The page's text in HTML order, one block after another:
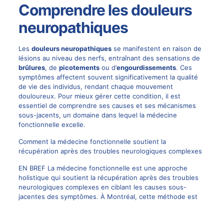
Comprendre les douleurs
neuropathiques
Les douleurs neuropathiquesse manifestent en raison de
lésions au niveau des nerfs, entraînant des sensations de
brûlures, de picotementsou d’engourdissements. Ces
symptômes affectent souvent significativement la qualité
de vie des individus, rendant chaque mouvement
douloureux. Pour mieux gérer cette condition, il est
essentiel de comprendre ses causes et ses mécanismes
sous-jacents, un domaine dans lequel la médecine
fonctionnelle excelle.
Comment la médecine fonctionnelle soutient la
récupération après des troubles neurologiques complexes
EN BREF La médecine fonctionnelle est une approche
holistique qui soutient la récupération après des troubles
neurologiques complexes en ciblant les causes sous-
jacentes des symptômes. À Montréal, cette méthode est